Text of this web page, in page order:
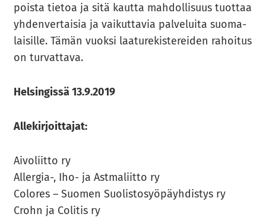
pois­ta tie­toa ja sitä kaut­ta mah­dol­li­suus tuot­taa
yh­den­ver­tai­sia ja vai­kut­ta­via pal­ve­lui­ta suo­ma­
lai­sil­le. Tämän vuok­si laa­tu­re­kis­te­rei­den ra­hoi­tus
on tur­vat­ta­va.
Hel­sin­gis­sä 13.9.2019
Al­le­kir­joit­ta­jat:
Ai­vo­liit­to ry
Allergia-​, Iho- ja Ast­ma­liit­to ry
Co­lo­res – Suo­men Suo­lis­to­syö­päyh­dis­tys ry
Crohn ja Co­li­tis ry